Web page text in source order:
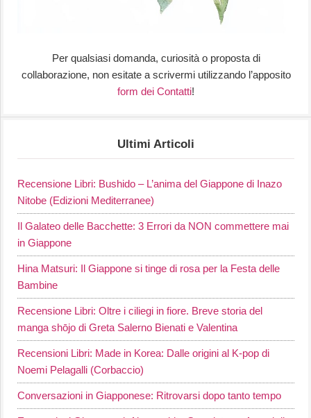
Per qualsiasi domanda, curiosità o proposta di
collaborazione, non esitate a scrivermi utilizzando l’apposito
form dei Contatti!
Ultimi Articoli
Recensione Libri: Bushido – L’anima del Giappone di Inazo
Nitobe (Edizioni Mediterranee)
Il Galateo delle Bacchette: 3 Errori da NON commettere mai
in Giappone
Hina Matsuri: Il Giappone si tinge di rosa per la Festa delle
Bambine
Recensione Libri: Oltre i ciliegi in fiore. Breve storia del
manga shōjo di Greta Salerno Bienati e Valentina
Recensioni Libri: Made in Korea: Dalle origini al K-pop di
Noemi Pelagalli (Corbaccio)
Conversazioni in Giapponese: Ritrovarsi dopo tanto tempo